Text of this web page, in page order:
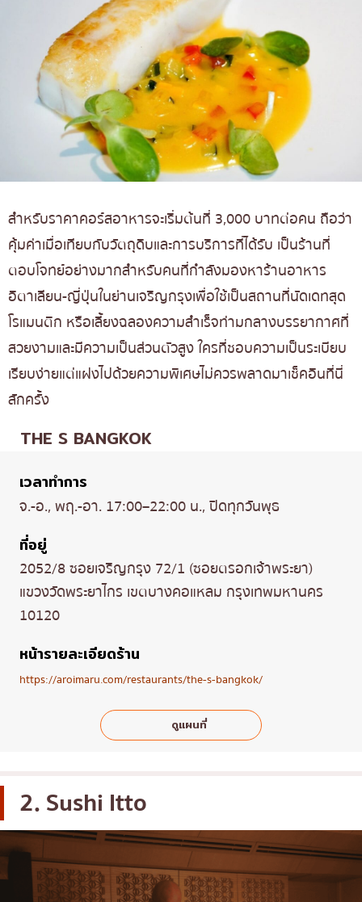
สำหรับราคาคอร์สอาหารจะเริ่มต้นที่ 3,000 บาทต่อคน ถือว่า
คุ้มค่าเมื่อเทียบกับวัตถุดิบและการบริการที่ได้รับ เป็นร้านที่
ตอบโจทย์อย่างมากสำหรับคนที่กำลังมองหาร้านอาหาร
อิตาเลียน-ญี่ปุ่นในย่านเจริญกรุงเพื่อใช้เป็นสถานที่นัดเดทสุด
โรแมนติก หรือเลี้ยงฉลองความสำเร็จท่ามกลางบรรยากาศที่
สวยงามและมีความเป็นส่วนตัวสูง ใครที่ชอบความเป็นระเบียบ
เรียบง่ายแต่แฝงไปด้วยความพิเศษไม่ควรพลาดมาเช็คอินที่นี่
สักครั้ง
THE S BANGKOK
เวลาทำการ
จ.-อ., พฤ.-อา. 17:00–22:00 น., ปิดทุกวันพุธ
ที่อยู่
2052/8 ซอยเจริญกรุง 72/1 (ซอยตรอกเจ้าพระยา)
แขวงวัดพระยาไกร เขตบางคอแหลม กรุงเทพมหานคร
10120
หน้ารายละเอียดร้าน
https://aroimaru.com/restaurants/the-s-bangkok/
ดูแผนที่
2. Sushi Itto